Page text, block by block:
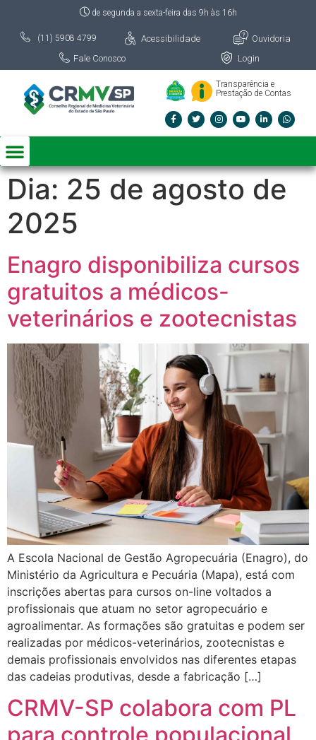
de segunda a sexta-feira das 9h às 16h
(11) 5908 4799 Acessibilidade
Ouvidoria
Fale Conosco
Login
Transparência e
Prestação de Contas
Dia: 25 de agosto de
2025
Enagro disponibiliza cursos
gratuitos a médicos-
veterinários e zootecnistas
A Escola Nacional de Gestão Agropecuária (Enagro), do
Ministério da Agricultura e Pecuária (Mapa), está com
inscrições abertas para cursos on-line voltados a
profissionais que atuam no setor agropecuário e
agroalimentar. As formações são gratuitas e podem ser
realizadas por médicos-veterinários, zootecnistas e
demais profissionais envolvidos nas diferentes etapas
das cadeias produtivas, desde a fabricação […]
CRMV-SP colabora com PL